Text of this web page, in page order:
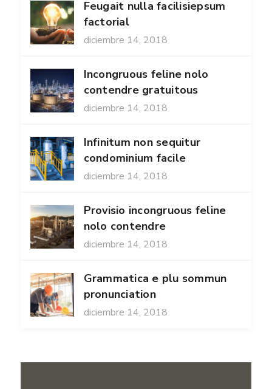
Feugait nulla facilisiepsum
factorial
diciembre 14, 2018
Incongruous feline nolo
contendre gratuitous
diciembre 14, 2018
Infinitum non sequitur
condominium facile
diciembre 14, 2018
Provisio incongruous feline
nolo contendre
diciembre 14, 2018
Grammatica e plu sommun
pronunciation
diciembre 14, 2018